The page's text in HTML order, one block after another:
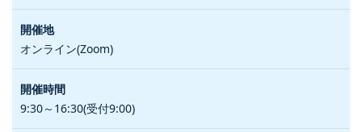
オンライン(Zoom)
9:30～16:30(受付9:00)